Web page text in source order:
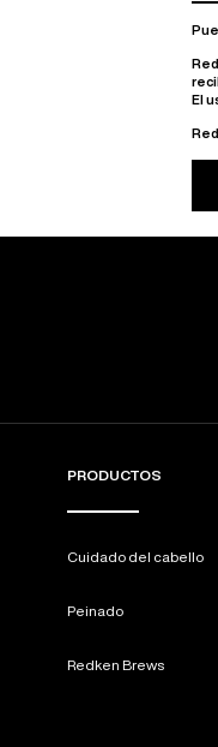
El
PRODUCTOS
Cuidado del cabello
Peinado
Redken Brews